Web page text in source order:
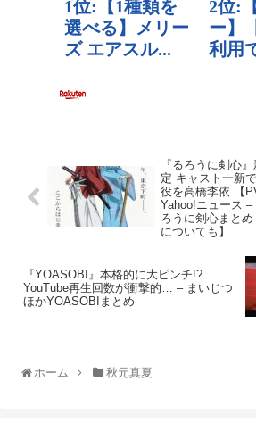
『るろうに剣心
定 キャスト一新
役を高橋李依 【
Yahoo!ニュース
ろうに剣心まと
についても】
『YOASOBI』本格的に大ピンチ!?
YouTube再生回数が衝撃的… – まいじつ
ほかYOASOBIまとめ
ホーム 秋元真夏